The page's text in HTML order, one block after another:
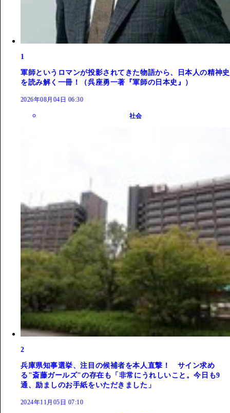
1
軍師というロマンが投影されてきた物語から、日本人の精神史
を読み解く一冊！（呉座勇一著『軍師の日本史』）
2026年08月04日 06:30
社会
2
兵庫県知事選挙、注目の候補者を本人直撃！ サイン求め
る"斎藤ガールズ"の存在も「非常にうれしいこと。今日も9
通、励ましのお手紙をいただきました」
2024年11月05日 07:10